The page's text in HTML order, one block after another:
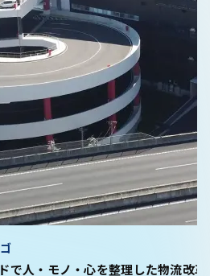
で人・モノ・心を整理した物流改革